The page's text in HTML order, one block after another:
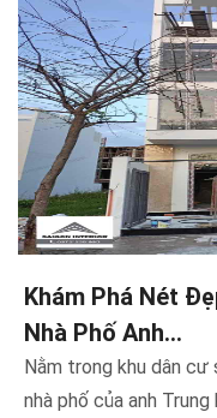
Nhà Phố Anh...
Nằm trong khu dân cư
nhà phố của anh
là biểu tượng của sự